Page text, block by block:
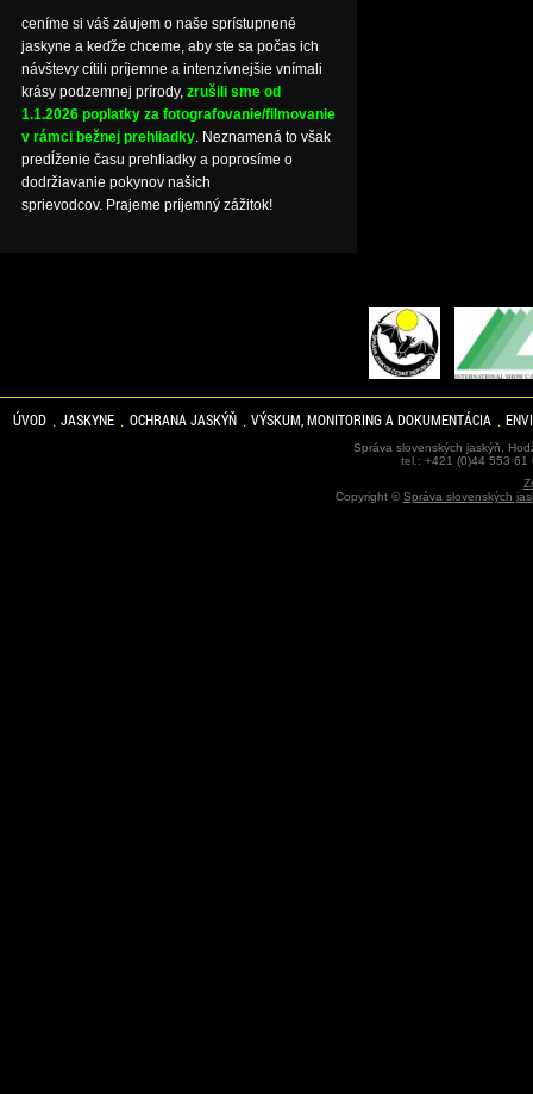
ceníme si váš záujem o naše sprístupnené
jaskyne a keďže chceme, aby ste sa počas ich
návštevy cítili príjemne a intenzívnejšie vnímali
krásy podzemnej prírody, zrušili sme od
1.1.2026 poplatky za fotografovanie/filmovanie
v rámci bežnej prehliadky. Neznamená to však
predĺženie času prehliadky a poprosíme o
dodržiavanie pokynov našich
sprievodcov. Prajeme príjemný zážitok!
ÚVOD JASKYNE OCHRANA JASKÝŇ VÝSKUM, MONITORING A DOKUMENTÁCIA
Správa slovenských jaskýň,
tel.: +421 (0)44 553
Copyright ©Správa slovenských